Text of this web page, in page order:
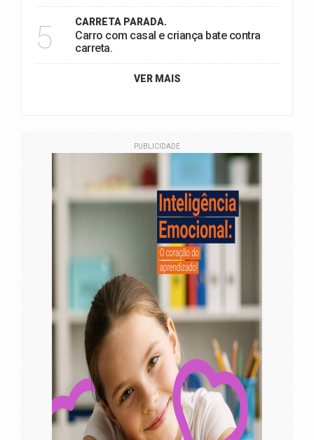
5 CARRETA PARADA.
Carro com casal e criança bate contra
carreta.
VER MAIS
PUBLICIDADE